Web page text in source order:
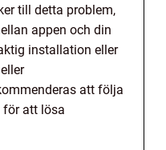
till detta problem,
appen och din
installation eller
att följa
för att lösa